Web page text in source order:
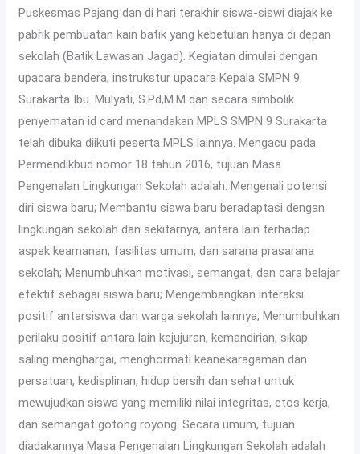
Puskesmas Pajang dan di hari terakhir siswa-siswi diajak ke
pabrik pembuatan kain batik yang kebetulan hanya di depan
sekolah (Batik Lawasan Jagad). Kegiatan dimulai dengan
upacara bendera, instrukstur upacara Kepala SMPN 9
Surakarta Ibu. Mulyati, S.Pd,M.M dan secara simbolik
penyematan id card menandakan MPLS SMPN 9 Surakarta
telah dibuka diikuti peserta MPLS lainnya. Mengacu pada
Permendikbud nomor 18 tahun 2016, tujuan Masa
Pengenalan Lingkungan Sekolah adalah: Mengenali potensi
diri siswa baru; Membantu siswa baru beradaptasi dengan
lingkungan sekolah dan sekitarnya, antara lain terhadap
aspek keamanan, fasilitas umum, dan sarana prasarana
sekolah; Menumbuhkan motivasi, semangat, dan cara belajar
efektif sebagai siswa baru; Mengembangkan interaksi
positif antarsiswa dan warga sekolah lainnya; Menumbuhkan
perilaku positif antara lain kejujuran, kemandirian, sikap
saling menghargai, menghormati keanekaragaman dan
persatuan, kedisplinan, hidup bersih dan sehat untuk
mewujudkan siswa yang memiliki nilai integritas, etos kerja,
dan semangat gotong royong. Secara umum, tujuan
diadakannya Masa Pengenalan Lingkungan Sekolah adalah